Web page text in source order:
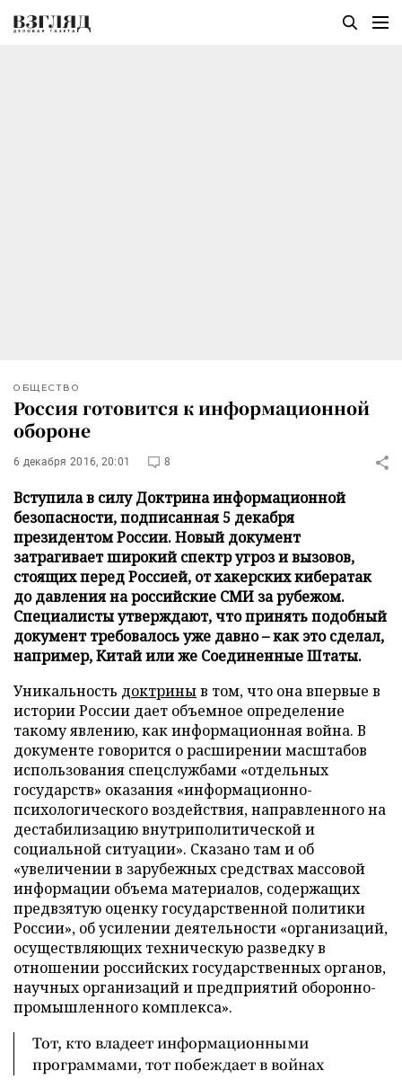
ОБЩЕСТВО
Россия готовится к информационной
обороне
6 декабря 2016, 20:01 8
Вступила в силу Доктрина информационной
безопасности, подписанная 5 декабря
президентом России. Новый документ
затрагивает широкий спектр угроз и вызовов,
стоящих перед Россией, от хакерских кибератак
до давления на российские СМИ за рубежом.
Специалисты утверждают, что принять подобный
документ требовалось уже давно – как это сделал,
например, Китай или же Соединенные Штаты.
Уникальность доктриныв том, что она впервые в
истории России дает объемное определение
такому явлению, как информационная война. В
документе говорится о расширении масштабов
использования спецслужбами «отдельных
государств» оказания «информационно-
психологического воздействия, направленного на
дестабилизацию внутриполитической и
социальной ситуации». Сказано там и об
«увеличении в зарубежных средствах массовой
информации объема материалов, содержащих
предвзятую оценку государственной политики
России», об усилении деятельности «организаций,
осуществляющих техническую разведку в
отношении российских государственных органов,
научных организаций и предприятий оборонно-
промышленного комплекса».
Тот, кто владеет информационными
программами, тот побеждает в войнах